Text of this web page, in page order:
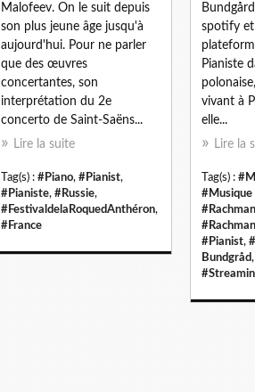
Malofeev. On le suit depuis
son plus jeune âge jusqu'à
aujourd'hui. Pour ne parler
que des œuvres
concertantes, son
interprétation du 2e
concerto de Saint-Saëns...
Lire la suite
Tag(s) : #Piano, #Pianist,
#Pianiste, #Russie,
#FestivaldelaRoquedAnthéron,
#France
spotify et
Pianiste
vivant à
elle...
Lire la
Tag(s) :
#Musique
#Pianist,
Bundgråd,